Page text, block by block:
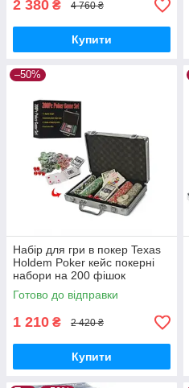
2 380 ₴ 4 760 ₴
Купити
–50%
Набір для гри в покер Texas
Holdem Poker кейс покерні
набори на 200 фішок
Готово до відправки
1 210 ₴ 2 420 ₴
Купити